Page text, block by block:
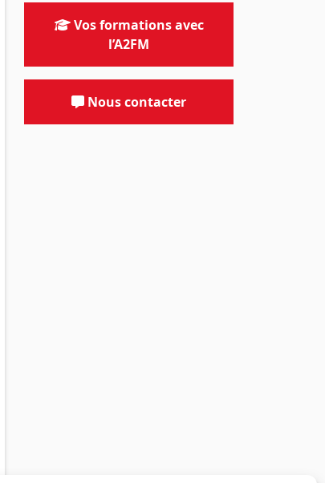
Vos formations avec
l’A2FM
Nous contacter